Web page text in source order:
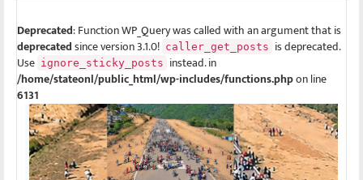
Deprecated: Function WP_Query was called with an argument that is
deprecatedsince version 3.1.0! caller_get_posts is deprecated.
Use ignore_sticky_posts instead. in
/home/stateonl/public_html/wp-includes/functions.phpon line
6131